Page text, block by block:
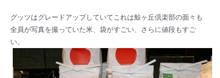
グッツはグレードアップしていてこれは鯨ヶ丘倶楽部の面々も
全員が写真を撮っていた米、袋がすごい、さらに値段もすご
い。